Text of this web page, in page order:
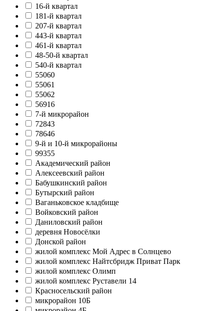
16-й квартал
181-й квартал
207-й квартал
443-й квартал
461-й квартал
48-50-й квартал
540-й квартал
55060
55061
55062
56916
7-й микрорайон
72843
78646
9-й и 10-й микрорайоны
99355
Академический район
Алексеевский район
Бабушкинский район
Бутырский район
Ваганьковское кладбище
Войковский район
Даниловский район
деревня Новосёлки
Донской район
жилой комплекс Мой Адрес в Солнцево
жилой комплекс Найтсбридж Приват Парк
жилой комплекс Олимп
жилой комплекс Руставели 14
Красносельский район
микрорайон 10Б